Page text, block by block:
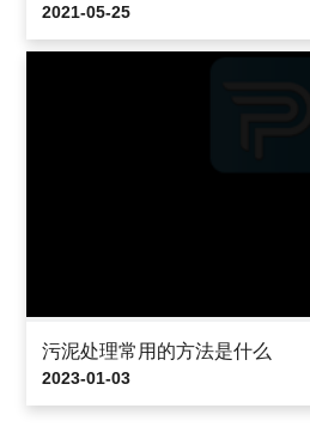
2021-05-25
污泥处理常用的方法是什么
2023-01-03